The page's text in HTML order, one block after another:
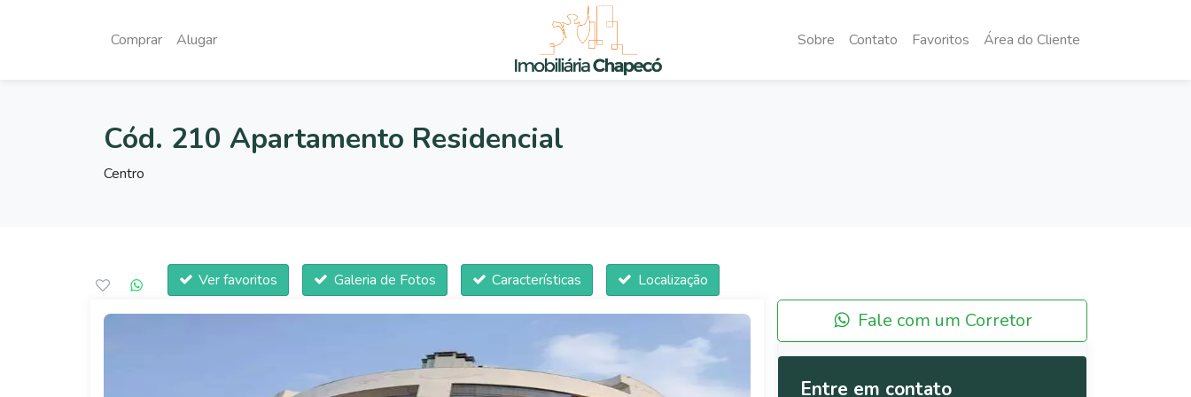
Comprar Alugar Sobre Contato Favoritos Área do Cliente
Cód. 210 Apartamento Residencial
Centro
Ver favoritos Galeria de Fotos Características Localização
Fale com um Corretor
Entre em contato